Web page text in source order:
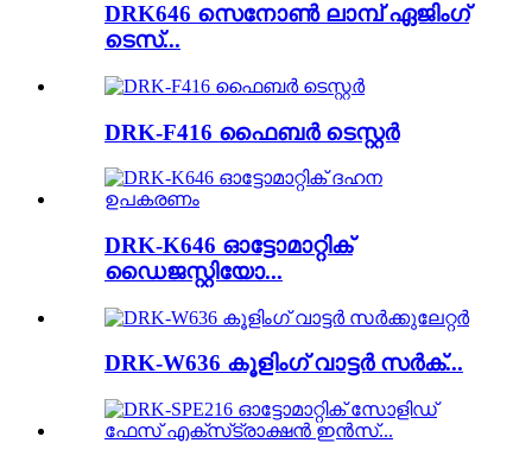
DRK646 സെനോൺ ലാമ്പ് ഏജിംഗ്
ടെസ്...
DRK-F416 ഫൈബർ ടെസ്റ്റർ
DRK-K646 ഓട്ടോമാറ്റിക്
ഡൈജസ്റ്റിയോ...
DRK-W636 കൂളിംഗ് വാട്ടർ സർക്...